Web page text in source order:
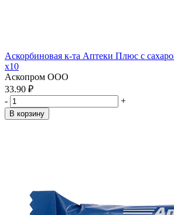
Аскорбиновая к-та Аптеки Плюс с
x10
Аскопром ООО
33.90 ₽
-
+
В корзину